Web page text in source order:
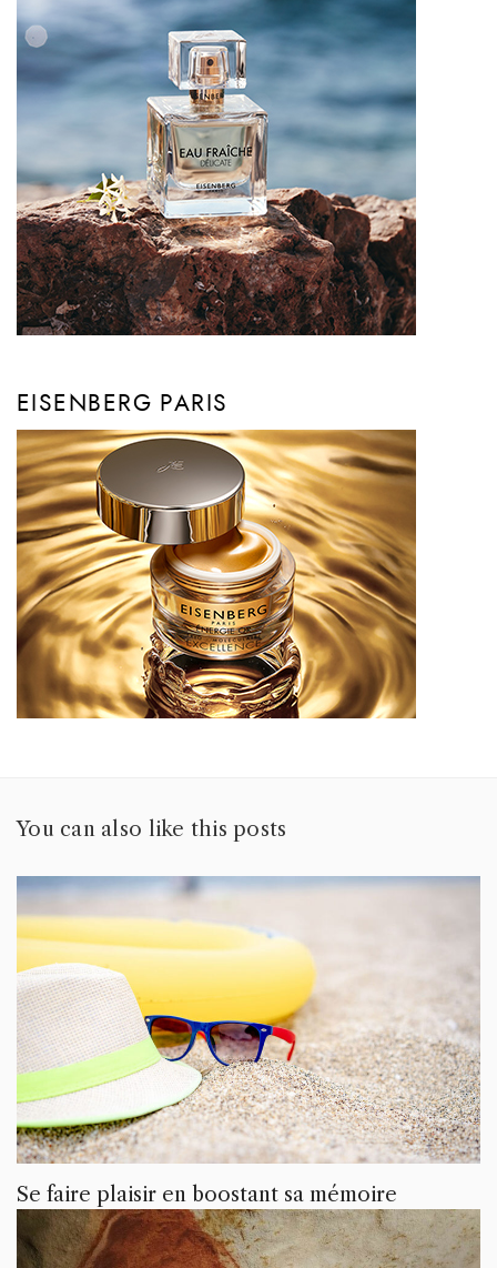
EISENBERG PARIS
You can also like this posts
Se faire plaisir en boostant sa mémoire